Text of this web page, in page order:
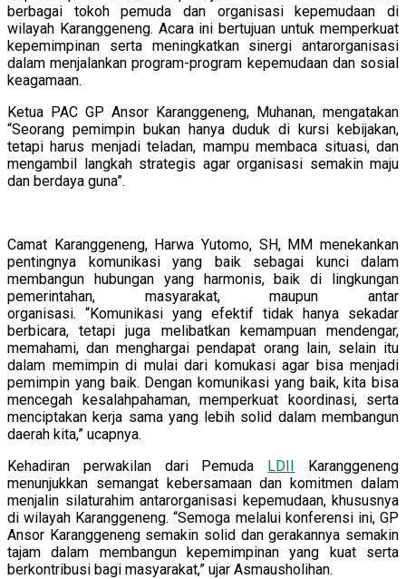
berbagai tokoh pemuda dan organisasi kepemudaan di
wilayah Karanggeneng. Acara ini bertujuan untuk memperkuat
kepemimpinan serta meningkatkan sinergi antarorganisasi
dalam menjalankan program-program kepemudaan dan sosial
keagamaan.
Ketua PAC GP Ansor Karanggeneng, Muhanan, mengatakan
“Seorang pemimpin bukan hanya duduk di kursi kebijakan,
tetapi harus menjadi teladan, mampu membaca situasi, dan
mengambil langkah strategis agar organisasi semakin maju
dan berdaya guna”.
Camat Karanggeneng, Harwa Yutomo, SH, MM menekankan
pentingnya komunikasi yang baik sebagai kunci dalam
membangun hubungan yang harmonis, baik di lingkungan
pemerintahan, masyarakat, maupun antar
organisasi. “Komunikasi yang efektif tidak hanya sekadar
berbicara, tetapi juga melibatkan kemampuan mendengar,
memahami, dan menghargai pendapat orang lain, selain itu
dalam memimpin di mulai dari komukasi agar bisa menjadi
pemimpin yang baik. Dengan komunikasi yang baik, kita bisa
mencegah kesalahpahaman, memperkuat koordinasi, serta
menciptakan kerja sama yang lebih solid dalam membangun
daerah kita,” ucapnya.
Kehadiran perwakilan dari Pemuda LDII Karanggeneng
menunjukkan semangat kebersamaan dan komitmen dalam
menjalin silaturahim antarorganisasi kepemudaan, khususnya
di wilayah Karanggeneng. “Semoga melalui konferensi ini, GP
Ansor Karanggeneng semakin solid dan gerakannya semakin
tajam dalam membangun kepemimpinan yang kuat serta
berkontribusi bagi masyarakat,” ujar Asmausholihan.